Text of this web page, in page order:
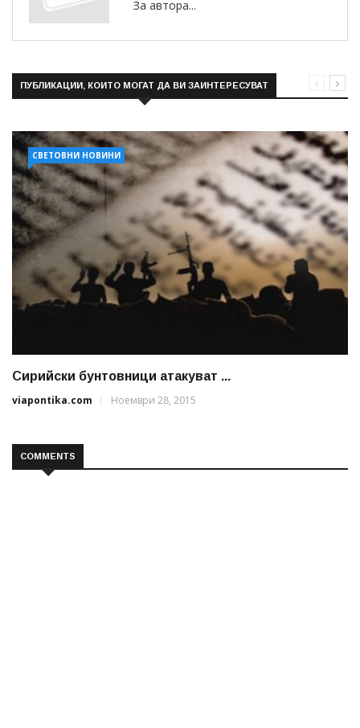
За автора...
ПУБЛИКАЦИИ, КОИТО МОГАТ ДА ВИ ЗАИНТЕРЕСУВАТ
СВЕТОВНИ НОВИНИ
Сирийски бунтовници атакуват ...
viapontika.com
Ноември 28, 2015
COMMENTS